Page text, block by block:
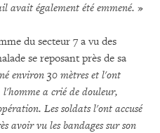
avait également été emmené. »
du secteur 7 a vu des
se reposant près de sa
environ 30 mètres et l'ont
a crié de douleur,
Les soldats l'ont accusé
avoir vu les bandages sur son